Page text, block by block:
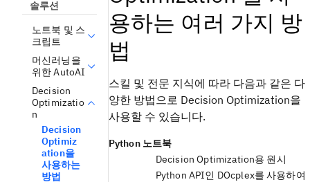
솔루션
노트북 및 스
크립트
머신러닝을
위한 AutoAI
Decision
Optimizatio
n
Decision
Optimiz
ation을
사용하는
방법
용하는 여러 가지 방
법
스킬 및 전문 지식에 따라 다음과 같은 다
양한 방법으로 Decision Optimization을
사용할 수 있습니다.
Python 노트북
Decision Optimization용 원시
Python API인 DOcplex를 사용하여